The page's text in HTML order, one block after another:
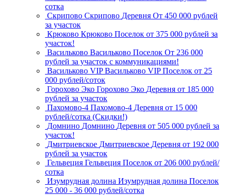
сотка
Скрипово Скрипово Деревня От 450 000 рублей
за участок
Крюково Крюково Поселок от 375 000 рублей за
участок!
Васильково Васильково Поселок От 236 000
рублей за участок с коммуникациями!
Васильково VIP Васильково VIP Поселок от 25
000 рублей/соток
Горохово Эко Горохово Эко Деревня от 185 000
рублей за участок
Пахомово-4 Пахомово-4 Деревня от 15 000
рублей/сотка (Скидки!)
Домнино Домнино Деревня от 505 000 рублей за
участок!
Дмитриевское Дмитриевское Деревня от 192 000
рублей за участок
Гельвеция Гельвеция Поселок от 206 000 рублей/
сотка
Изумрудная долина Изумрудная долина Поселок
25 000 - 36 000 рублей/сотка